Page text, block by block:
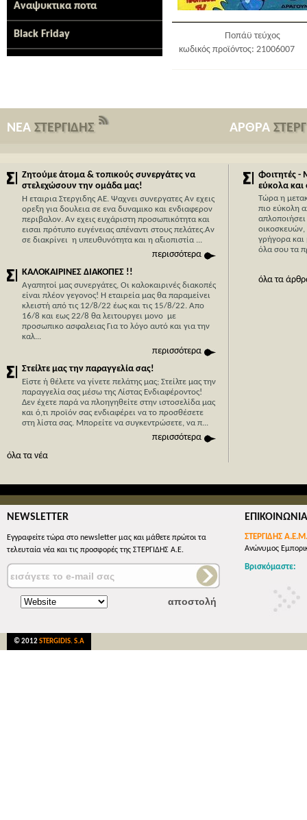
Αναψυκτικα ποτα
Black Friday
Ποπάϋ τεύχος
κωδικός προϊόντος: 21006007
ΝΕΑ ΣΤΕΡΓΙΔΗΣ
Ζητούμε άτομα & τοπικούς συνεργάτες να
στελεχώσουν την ομάδα μας!
Η εταιρια Στεργιδης ΑΕ. Ψαχνει συνεργατες Αν εχεις
ορεξη για δουλεια σε ενα δυναμικο και ενδιαφερον
περιβαλον. Αν εχεις ευχάριστη προσωπικότητα και
εισαι πρότυπο ευγένειας απέναντι στους πελάτες.Αν
σε διακρίνει η υπευθυνότητα και η αξιοπιστία ...
περισσότερα
ΚΑΛΟΚΑΙΡΙΝΕΣ ΔΙΑΚΟΠΕΣ !!
Αγαπητοί μας συνεργάτες, Οι καλοκαιρινές διακοπές
είναι πλέον γεγονος! Η εταιρεία μας θα παραμείνει
κλειστή από τις 12/8/22 έως και τις 15/8/22. Απο
16/8 και εως 22/8 θα λειτουργει μονο με
προσωπικο ασφαλειας Για το λόγο αυτό και για την
καλ...
περισσότερα
Στείλτε μας την παραγγελία σας!
Είστε ή θέλετε να γίνετε πελάτης μας; Στείλτε μας την
παραγγελία σας μέσω της Λίστας Ενδιαφέροντος!
Δεν έχετε παρά να πλοηγηθείτε στην ιστοσελίδα μας
και ό,τι προϊόν σας ενδιαφέρει να το προσθέσετε
στη λίστα σας. Mπορείτε να συγκεντρώσετε, να π...
περισσότερα
όλα τα νέα
ΑΡΘΡΑ
Φοιτητές -
εύκολα και
Τώρα η
πιο εύκολη
απλοποιήσει
οικοσκευών,
γρήγορα και
όλα σου τα
όλα τα
NEWSLETTER
Εγγραφείτε τώρα στο newsletter μας και μάθετε πρώτοι τα
τελευταία νέα και τις προσφορές της ΣΤΕΡΓΙΔΗΣ Α.Ε.
ΕΠΙΚΟΙΝΩΝΙΑ
ΣΤΕΡΓΙΔΗΣ
Ανώνυμος
Βρισκόμαστε:
© 2012STERGIDIS. S.A